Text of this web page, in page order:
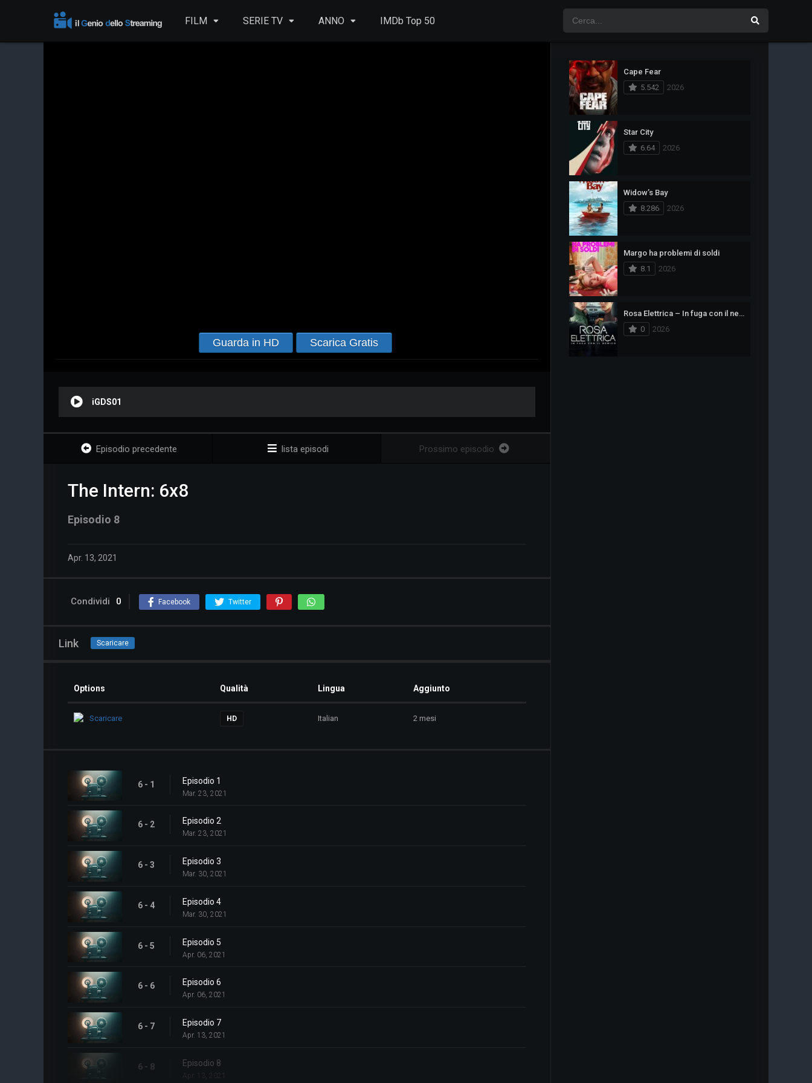
FILM SERIE TV ANNO IMDb Top 50
Guarda in HD Scarica Gratis
iGDS01
Episodio precedente lista episodi Prossimo episodio
The Intern: 6x8
Episodio 8
Apr. 13, 2021
Condividi 0 Facebook Twitter
Link Scaricare
Options Qualità Lingua Aggiunto
Scaricare HD Italian 2 mesi
6 - 1 Episodio 1
Mar. 23, 2021
6 - 2 Episodio 2
Mar. 23, 2021
6 - 3 Episodio 3
Mar. 30, 2021
6 - 4 Episodio 4
Mar. 30, 2021
6 - 5 Episodio 5
Apr. 06, 2021
6 - 6 Episodio 6
Apr. 06, 2021
6 - 7 Episodio 7
Apr. 13, 2021
6 - 8 Episodio 8
Apr. 13, 2021
Cape Fear
5.542
2026
Star City
6.64
2026
Widow’s Bay
8.286
2026
Margo ha problemi di soldi
8.1
2026
Rosa Elettrica – In fuga con il nemico
0
2026